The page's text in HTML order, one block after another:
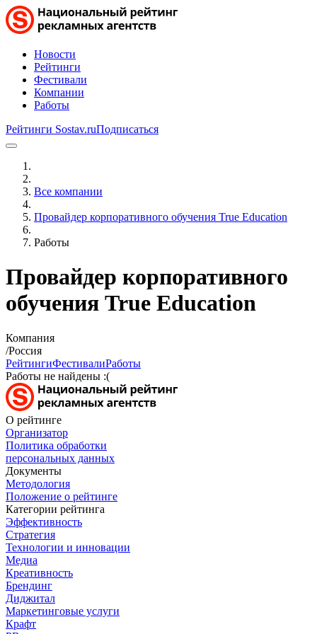
Новости
Рейтинги
Фестивали
Компании
Работы
Рейтинги Sostav.ruПодписаться
Все компании
Провайдер корпоративного обучения True Education
Работы
Провайдер корпоративного
обучения True Education
Компания
/Россия
РейтингиФестивалиРаботы
Работы не найдены :(
О рейтинге
Организатор
Политика обработки
персональных данных
Документы
Методология
Положение о рейтинге
Категории рейтинга
Эффективность
Стратегия
Технологии и инновации
Медиа
Креативность
Брендинг
Диджитал
Маркетинговые услуги
Крафт